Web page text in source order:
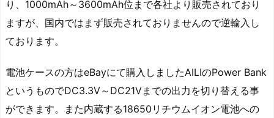
り、1000mAh～3600mAh位まで各社より販売されており
ますが、国内ではまず販売されておりませんので逆輸入し
ております。
電池ケースの方はeBayにて購入しましたAILIのPower Bank
というものでDC3.3V～DC21Vまでの出力を切り替える事
ができます。また内蔵する18650リチウムイオン電池への